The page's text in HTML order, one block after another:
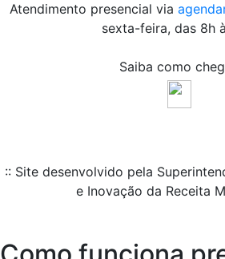
Atendimento presencial via
sexta-feira, das 8h
Saiba como
:: Site desenvolvido pela
e Inovação da Receita